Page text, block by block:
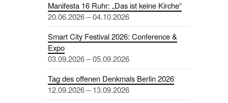
Manifesta 16 Ruhr: „Das ist keine Kirche“
20.06.2026 – 04.10.2026
Smart City Festival 2026: Conference &
Expo
03.09.2026 – 05.09.2026
Tag des offenen Denkmals Berlin 2026
12.09.2026 – 13.09.2026